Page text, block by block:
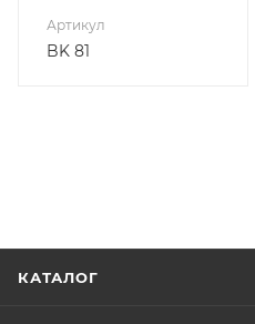
Артикул
BK 81
КАТАЛОГ